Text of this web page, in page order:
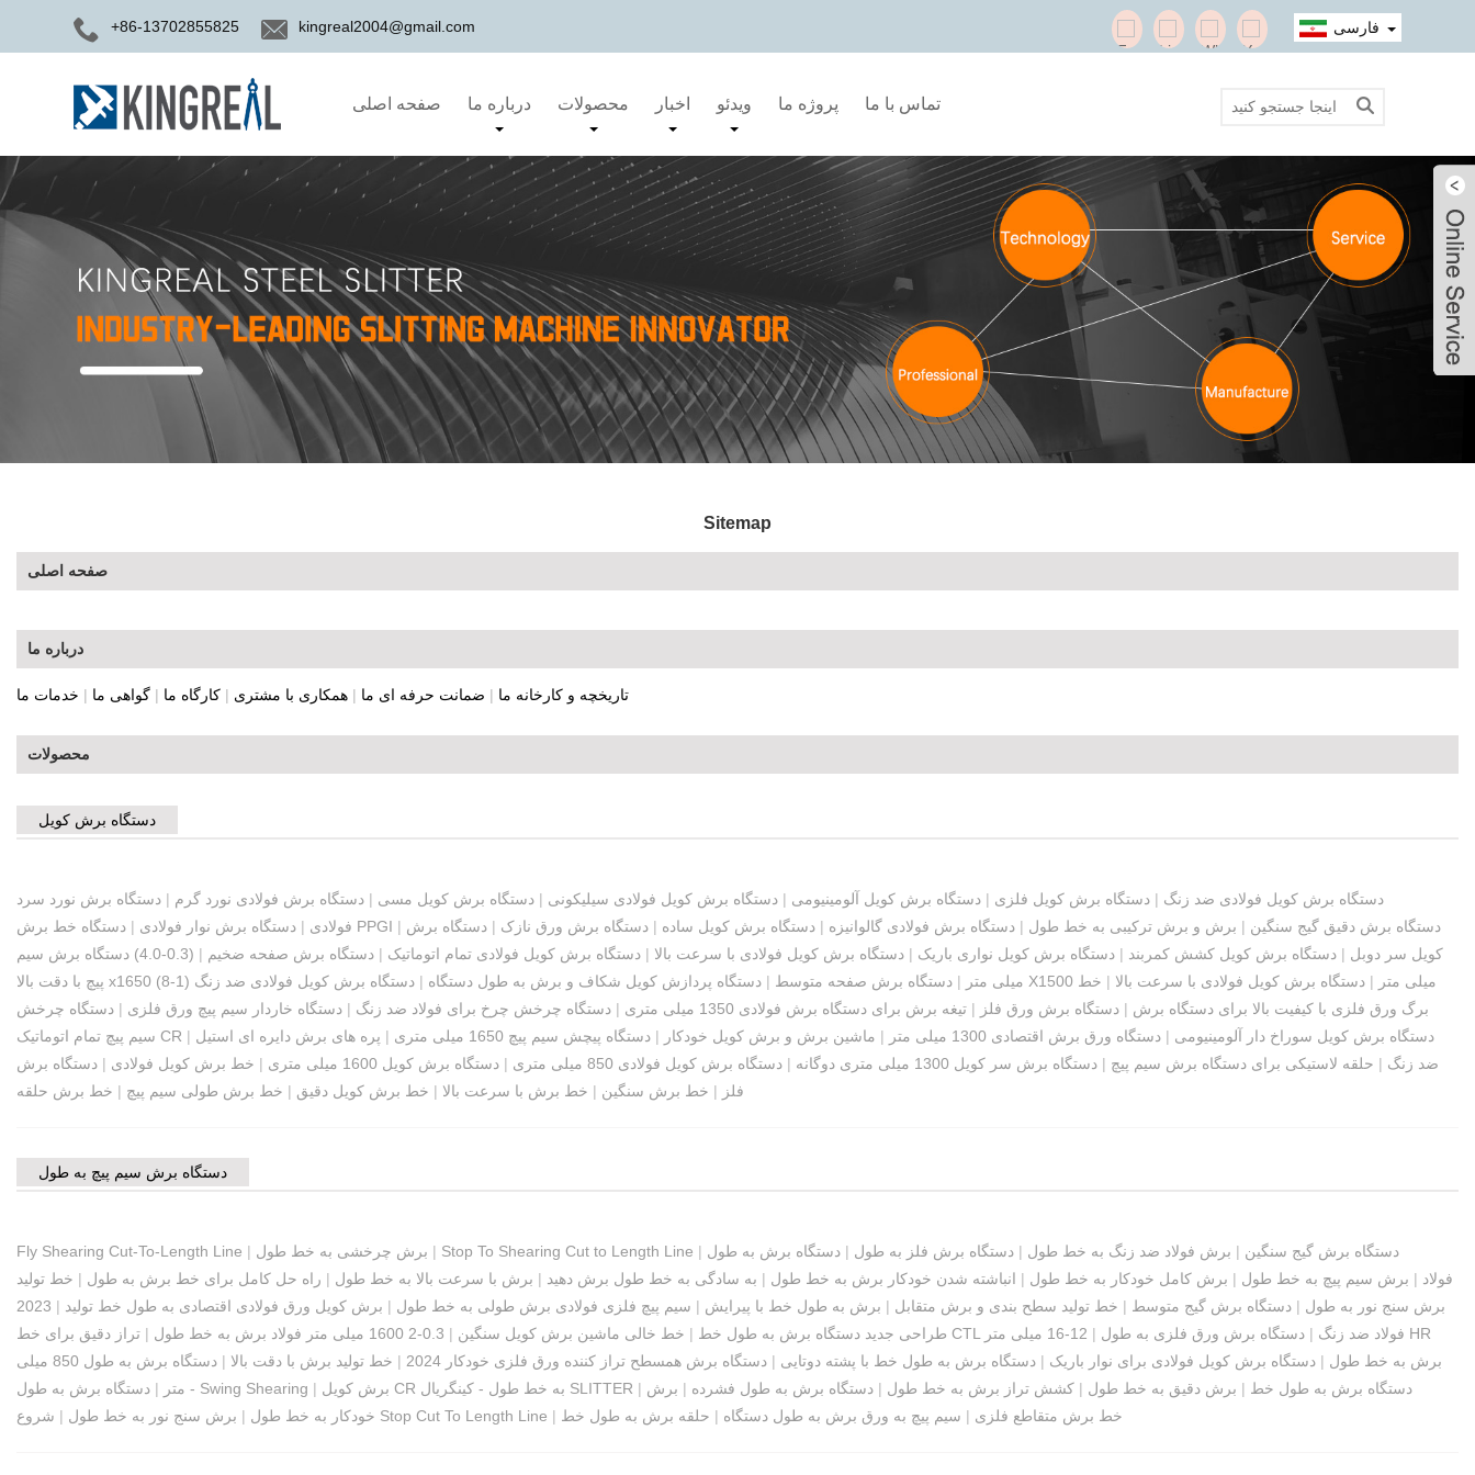
+86-13702855825 kingreal2004@gmail.com فارسی
صفحه اصلی درباره ما محصولات اخبار ویدئو پروژه ما تماس با ما
Sitemap
صفحه اصلی
درباره ما
تاریخچه و کارخانه ما | ضمانت حرفه ای ما | همکاری با مشتری | کارگاه ما | گواهی ما | خدمات ما
محصولات
دستگاه برش کویل
دستگاه برش کویل فولادی ضد زنگ | دستگاه برش کویل فلزی | دستگاه برش کویل آلومینیومی | دستگاه برش کویل فولادی سیلیکونی | دستگاه برش کویل مسی | دستگاه برش فولادی نورد گرم | دستگاه برش نورد سرد
فولادی | دستگاه برش نوار فولادی | دستگاه خط برش PPGI | دستگاه برش دقیق گیج سنگین | برش و برش ترکیبی به خط طول | دستگاه برش فولادی گالوانیزه | دستگاه برش کویل ساده | دستگاه برش ورق نازک | دستگاه برش
کویل سر دوبل | دستگاه برش کویل کشش کمربند | دستگاه برش کویل نواری باریک | دستگاه برش کویل فولادی با سرعت بالا | دستگاه برش کویل فولادی تمام اتوماتیک | دستگاه برش صفحه ضخیم |
(0.3-4.0) دستگاه برش سیم
پیچ با دقت بالا x1650 میلی متر | دستگاه برش صفحه متوسط | دستگاه پردازش کویل شکاف و برش به طول دستگاه | دستگاه برش کویل فولادی ضد زنگ (1-8) X1500 میلی متر | دستگاه برش کویل فولادی با سرعت بالا | خط
برگ ورق فلزی با کیفیت بالا برای دستگاه برش | دستگاه برش ورق فلز | تیغه برش برای دستگاه برش فولادی 1350 میلی متری | دستگاه چرخش چرخ برای فولاد ضد زنگ | دستگاه خاردار سیم پیچ ورق فلزی | دستگاه چرخش
سیم پیچ تمام اتوماتیک CR | دستگاه برش کویل سوراخ دار آلومینیومی | دستگاه ورق برش اقتصادی 1300 میلی متر | ماشین برش و برش کویل خودکار | دستگاه پیچش سیم پیچ 1650 میلی متری | پره های برش دایره ای استیل
ضد زنگ | حلقه لاستیکی برای دستگاه برش سیم پیچ | دستگاه برش سر کویل 1300 میلی متری دوگانه | دستگاه برش کویل فولادی 850 میلی متری | دستگاه برش کویل 1600 میلی متری | خط برش کویل فولادی | دستگاه برش
فلز | خط برش سنگین | خط برش با سرعت بالا | خط برش کویل دقیق | خط برش طولی سیم پیچ | خط برش حلقه
دستگاه برش سیم پیچ به طول
Fly Shearing Cut-To-Length Line | برش چرخشی به خط طول | Stop To Shearing Cut to Length Line | دستگاه برش گیج سنگین | برش فولاد ضد زنگ به خط طول | دستگاه برش فلز به طول | دستگاه برش به طول
فولاد | برش سیم پیچ به خط طول | برش کامل خودکار به خط طول | انباشته شدن خودکار برش به خط طول | به سادگی به خط طول برش دهید | برش با سرعت بالا به خط طول | راه حل کامل برای خط برش به طول | خط تولید
برش سنج نور به طول | دستگاه برش گیج متوسط | خط تولید سطح بندی و برش متقابل | برش به طول خط با پیرایش | سیم پیچ فلزی فولادی برش طولی به خط طول | برش کویل ورق فولادی اقتصادی به طول خط تولید |
2023
طراحی جدید دستگاه برش به طول خط | خط خالی ماشین برش کویل سنگین | 0.3-2 1600 میلی متر فولاد برش به خط طول | تراز دقیق برای خط CTL فولاد ضد زنگ | دستگاه برش ورق فلزی به طول |
12-16 میلی متر HR
برش به خط طول | دستگاه برش کویل فولادی برای نوار باریک | دستگاه برش به طول خط با پشته دوتایی | دستگاه برش همسطح تراز کننده ورق فلزی خودکار 2024 | خط تولید برش با دقت بالا |
دستگاه برش به طول 850 میلی
متر | دستگاه برش به طول - Swing Shearing | برش کویل CR به خط طول - کینگریال SLITTER | دستگاه برش به طول خط | برش دقیق به خط طول | کشش تراز برش به خط طول | دستگاه برش به طول فشرده | برش
خودکار به خط طول | برش سنج نور به خط طول | شروع Stop Cut To Length Line | خط برش متقاطع فلزی | سیم پیچ به ورق برش به طول دستگاه | حلقه برش به طول خط